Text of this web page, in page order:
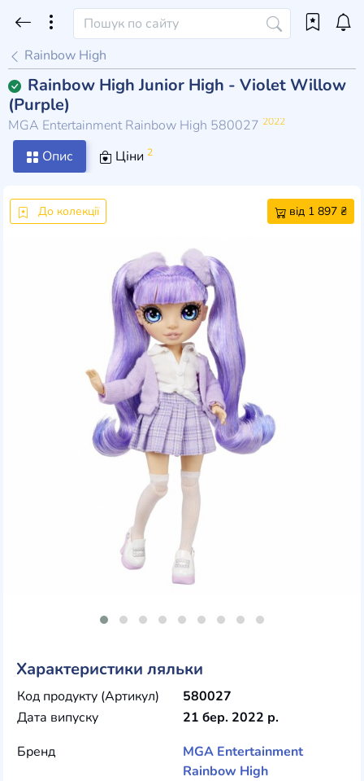
Rainbow High
Rainbow High Junior High - Violet Willow
(Purple)
MGA Entertainment Rainbow High 580027 2022
Опис Ціни 2
До колекції від 1 897 ₴
Характеристики ляльки
Код продукту (Артикул)
580027
Дата випуску
21 бер. 2022 р.
Бренд
MGA Entertainment
Rainbow High